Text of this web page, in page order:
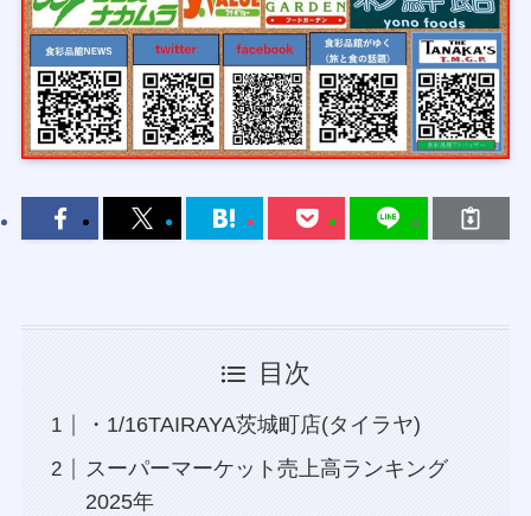
目次
・1/16TAIRAYA茨城町店(タイラヤ)
スーパーマーケット売上高ランキング
2025年